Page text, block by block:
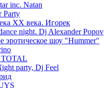
inc. Natan
Party
ХХ века. Игорек
night. Dj Alexander Popov
эротическое шоу "Hummer"
TOTAL
party, Dj Feel